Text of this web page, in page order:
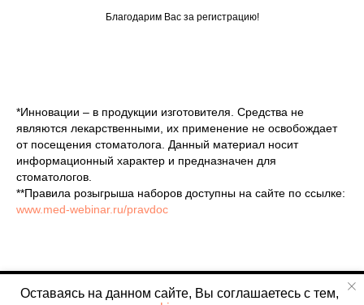
Благодарим Вас за регистрацию!
*Инновации – в продукции изготовителя. Средства не
являются лекарственными, их применение не освобождает
от посещения стоматолога. Данный материал носит
информационный характер и предназначен для
стоматологов.
**Правила розыгрыша наборов доступны на сайте по ссылке:
www.med-webinar.ru/pravdoc
Оставаясь на данном сайте, Вы соглашаетесь с тем,
Made on Tilda